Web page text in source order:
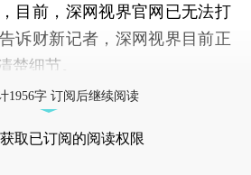
前，深网视界官网已无法打
诉财新记者，深网视界目前正
楚细节。
1956字 订阅后继续阅读
取已订阅的阅读权限